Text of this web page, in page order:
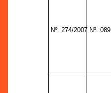
Nº. 274/2007 Nº. 089